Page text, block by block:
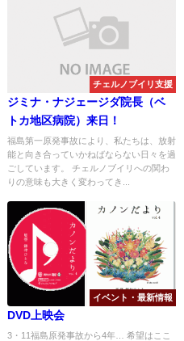
チェルノブイリ支援
ジミナ・ナジェージダ院長（ベ
トカ地区病院）来日！
福島第一原発事故により、私たちは、放射
能と向き合っていかねばならない日々を過
ごしています。 チェルノブイリへの関わ
りの意味も大きく変わってき...
イベント・最新情報
DVD上映会
3・11福島原発事故から4年… 希望はここ